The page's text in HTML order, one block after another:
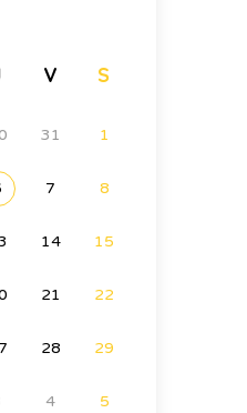
V S
31 1
7 8
14 15
21 22
28 29
4 5